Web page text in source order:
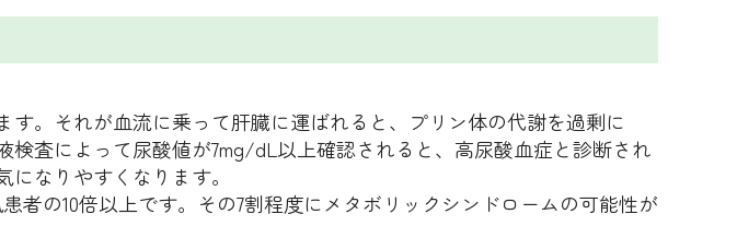
。それが血流に乗って肝臓に運ばれると、プリン体の代謝を過剰に
査によって尿酸値が7mg/dL以上確認されると、高尿酸血症と診断され
なりやすくなります。
者の10倍以上です。その7割程度にメタボリックシンドロームの可能性が